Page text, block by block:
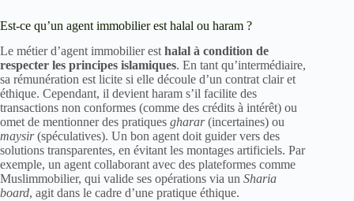
Est-ce qu’un agent immobilier est halal ou haram ?
Le métier d’agent immobilier esthalal à condition de
respecter les principes islamiques. En tant qu’intermédiaire,
sa rémunération est licite si elle découle d’un contrat clair et
éthique. Cependant, il devient haram s’il facilite des
transactions non conformes (comme des crédits à intérêt) ou
omet de mentionner des pratiques gharar(incertaines) ou
maysir(spéculatives). Un bon agent doit guider vers des
solutions transparentes, en évitant les montages artificiels. Par
exemple, un agent collaborant avec des plateformes comme
Muslimmobilier, qui valide ses opérations via un Sharia
board, agit dans le cadre d’une pratique éthique.